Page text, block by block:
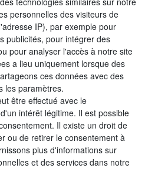
personnelles des visiteurs de
IP), par exemple pour
publicités, pour intégrer des
pour analyser l'accès à notre site
a lieu uniquement lorsque des
ces données avec des
les paramètres.
être effectué avec le
intérêt légitime. Il est possible
Il existe un droit de
ou de retirer le consentement à
plus d'informations sur
et des services dans notre